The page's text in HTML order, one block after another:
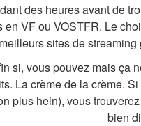
des heures avant de
VF ou VOSTFR. Le
sites de
si, vous pouvez mais ça
La crème de la crème.
plus hein), vous
bien